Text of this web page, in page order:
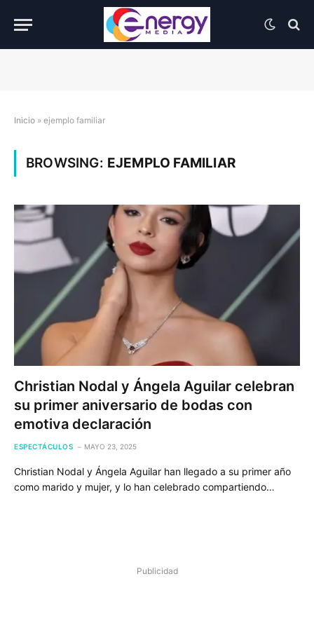
Inicio » ejemplo familiar
BROWSING: EJEMPLO FAMILIAR
Christian Nodal y Ángela Aguilar celebran
su primer aniversario de bodas con
emotiva declaración
ESPECTÁCULOS MAYO 23, 2025
Christian Nodal y Ángela Aguilar han llegado a su primer año
como marido y mujer, y lo han celebrado compartiendo…
Publicidad